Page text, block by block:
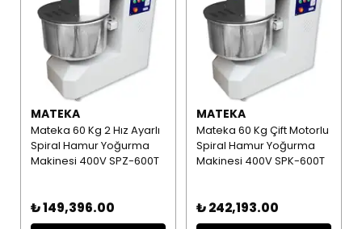
MATEKA
Mateka 60 Kg 2 Hız Ayarlı
Spiral Hamur Yoğurma
Makinesi 400V SPZ-600T
₺ 149,396.00
MATEKA
Mateka 60 Kg Çift Motorlu
Spiral Hamur Yoğurma
Makinesi 400V SPK-600T
₺ 242,193.00